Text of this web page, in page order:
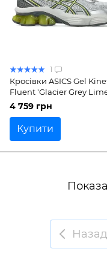
1
Кросівки ASICS Gel
Fluent 'Glacier Grey
1203A591-020
4 759 грн
Купити
Назад